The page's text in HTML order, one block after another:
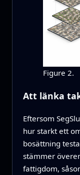
Figure 2.
Att länka
Eftersom
hur starkt ett
bosättning
stämmer
fattigdom,